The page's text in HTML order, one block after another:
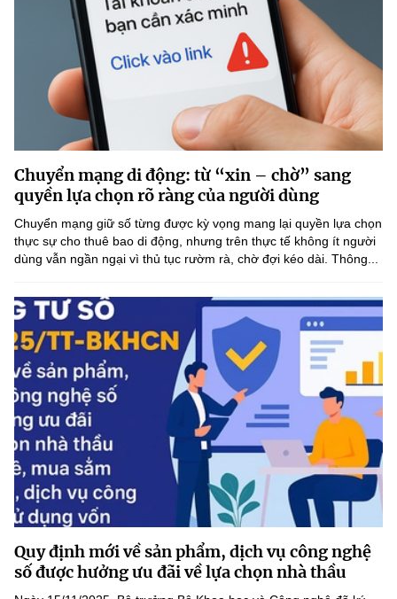
Cơ quan chủ quản: Bộ Khoa học và Công nghệ (MST)
Chịu trách nhiệm nội dung: Nguyễn Thị Hải Hằng
Giám đốc Trung tâm Truyền thông Khoa học và Công nghệ.
Liên hệ
Địa chỉ: Ban Biên tập Cổng TTĐT - 18 Nguyễn Du, TP. Hà Nội
Điện thoại: 024 3936 9506
Email:
stc@mst.gov.vn
©2026 Bản quyền thuộc Bộ Khoa Học và Công Nghệ
(Ghi rõ nguồn "https://mst.gov.vn" khi phát hành lại thông tin từ
website này)
Chuyển mạng di động: từ “xin – chờ” sang
quyền lựa chọn rõ ràng của người dùng
Chuyển mạng giữ số từng được kỳ vọng mang lại quyền lựa chọn
thực sự cho thuê bao di động, nhưng trên thực tế không ít người
dùng vẫn ngần ngại vì thủ tục rườm rà, chờ đợi kéo dài. Thông...
Quy định mới về sản phẩm, dịch vụ công nghệ
số được hưởng ưu đãi về lựa chọn nhà thầu